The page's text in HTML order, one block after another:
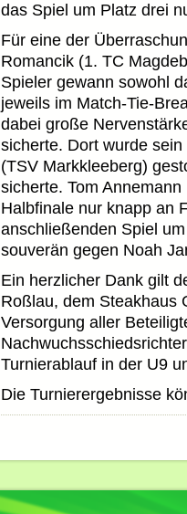
das Spiel um Platz drei
Für eine der
Romancik (1. TC
Spieler gewann sowohl
jeweils im Match-Tie-
dabei große
sicherte. Dort wurde
(TSV Markkleeberg)
sicherte. Tom
Halbfinale nur knapp an
anschließenden Spiel
souverän gegen Noah
Ein herzlicher Dank gilt
Roßlau, dem Steakhaus
Versorgung aller
Turnierablauf in der U9
Die Turnierergebnisse